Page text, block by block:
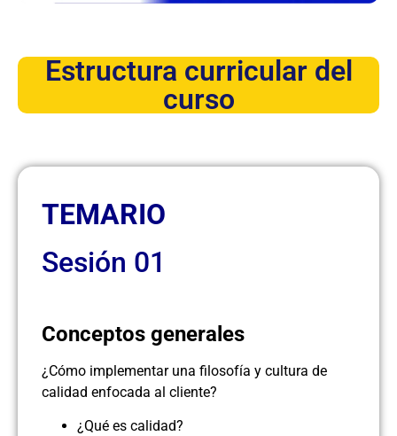
Estructura curricular del
curso
TEMARIO
Sesión 01
Conceptos generales
¿Cómo implementar una filosofía y cultura de
calidad enfocada al cliente?
¿Qué es calidad?